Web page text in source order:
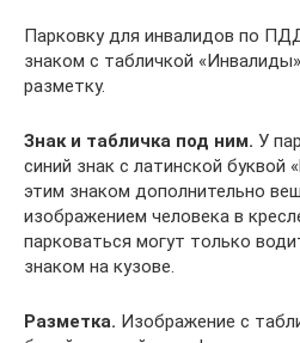
Парковку для инвалидов по
знаком с табличкой
разметку.
Знак и табличка под ним. У
синий знак с латинской буквой
этим знаком дополнительно
изображением человека в
парковаться могут только
знаком на кузове.
Разметка. Изображение с